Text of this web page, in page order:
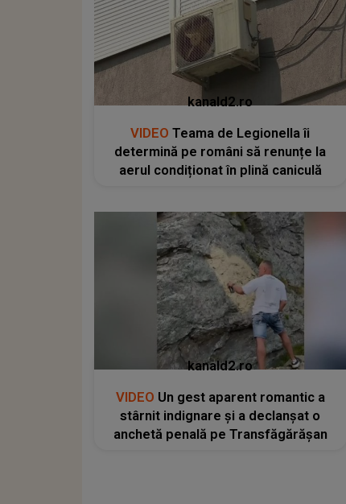
kanald2.ro
VIDEO Teama de Legionella îi
determină pe români să renunțe la
aerul condiționat în plină caniculă
kanald2.ro
VIDEO Un gest aparent romantic a
stârnit indignare și a declanșat o
anchetă penală pe Transfăgărășan